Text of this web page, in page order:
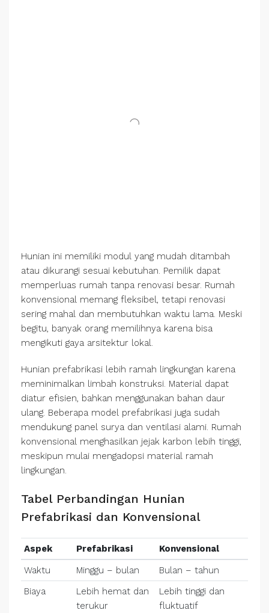
Hunian ini memiliki modul yang mudah ditambah
atau dikurangi sesuai kebutuhan. Pemilik dapat
memperluas rumah tanpa renovasi besar. Rumah
konvensional memang fleksibel, tetapi renovasi
sering mahal dan membutuhkan waktu lama. Meski
begitu, banyak orang memilihnya karena bisa
mengikuti gaya arsitektur lokal.
Hunian prefabrikasi lebih ramah lingkungan karena
meminimalkan limbah konstruksi. Material dapat
diatur efisien, bahkan menggunakan bahan daur
ulang. Beberapa model prefabrikasi juga sudah
mendukung panel surya dan ventilasi alami. Rumah
konvensional menghasilkan jejak karbon lebih tinggi,
meskipun mulai mengadopsi material ramah
lingkungan.
Tabel Perbandingan Hunian
Prefabrikasi dan Konvensional
Aspek Prefabrikasi
Konvensional
Waktu
Minggu – bulan
Bulan – tahun
Biaya
Lebih hemat dan
terukur
Lebih tinggi dan
fluktuatif